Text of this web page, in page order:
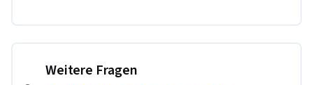
Weitere Fragen